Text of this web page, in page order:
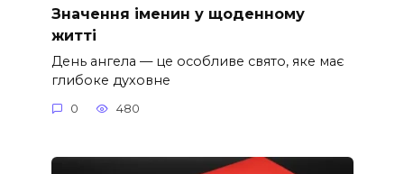
Значення іменин у щоденному
житті
День ангела — це особливе свято, яке має
глибоке духовне
0 480